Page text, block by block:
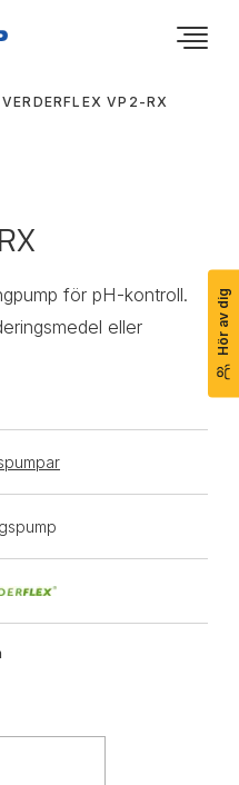
Hör av dig
VERDERFLEX VP2-RX
för pH-kontroll.
eller